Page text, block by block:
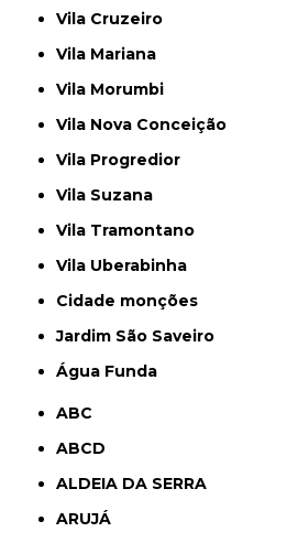
Vila Cruzeiro
Vila Mariana
Vila Morumbi
Vila Nova Conceição
Vila Progredior
Vila Suzana
Vila Tramontano
Vila Uberabinha
cidade monções
jardim São Saveiro
Água Funda
ABC
ABCD
ALDEIA DA SERRA
ARUJÁ